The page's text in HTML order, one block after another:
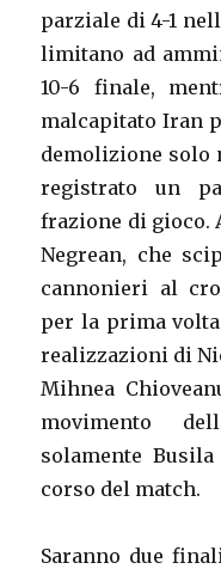
parziale di 4-1
limitano ad
10-6 finale,
malcapitato Iran
demolizione solo
registrato un
frazione di gioco.
Negrean, che
cannonieri al
per la prima
realizzazioni di
Mihnea
movimento
solamente
corso del match.
Saranno due